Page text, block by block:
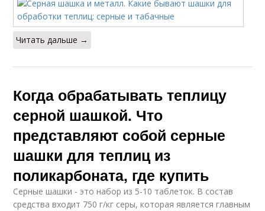
Читать дальше →
Когда обрабатывать теплицу
серной шашкой. Что
представляют собой серные
шашки для теплиц из
поликарбоната, где купить
Серные шашки - это набор из 5-10 таблеток. В состав
средства входит 750 г/кг серы, которая является главным